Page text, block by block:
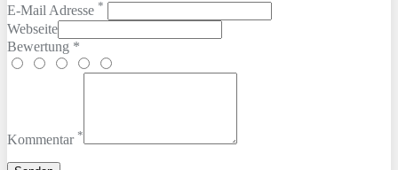
E-Mail Adresse *
Webseite
Bewertung *
Kommentar *